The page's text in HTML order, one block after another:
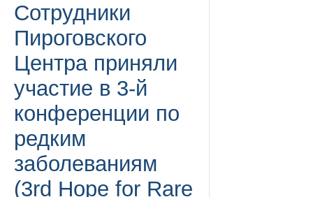
Сотрудники
Пироговского
Центра приняли
участие в 3-й
конференции по
редким
заболеваниям
(3rd Hope for Rare